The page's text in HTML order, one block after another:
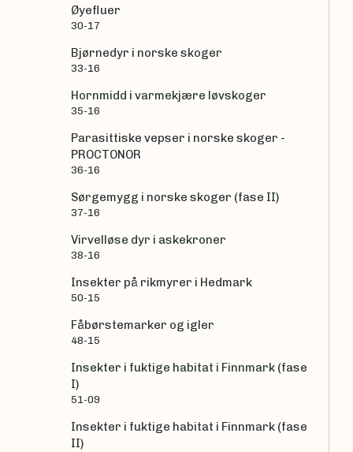
Øyefluer
30-17
Bjørnedyr i norske skoger
33-16
Hornmidd i varmekjære løvskoger
35-16
Parasittiske vepser i norske skoger -
PROCTONOR
36-16
Sørgemygg i norske skoger (fase II)
37-16
Virvelløse dyr i askekroner
38-16
Insekter på rikmyrer i Hedmark
50-15
Fåbørstemarker og igler
48-15
Insekter i fuktige habitat i Finnmark (fase
I)
51-09
Insekter i fuktige habitat i Finnmark (fase
II)